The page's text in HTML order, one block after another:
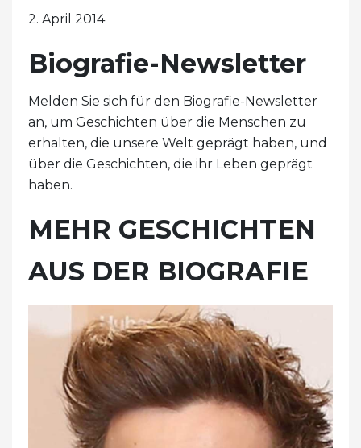
2. April 2014
Biografie-Newsletter
Melden Sie sich für den Biografie-Newsletter
an, um Geschichten über die Menschen zu
erhalten, die unsere Welt geprägt haben, und
über die Geschichten, die ihr Leben geprägt
haben.
MEHR GESCHICHTEN
AUS DER BIOGRAFIE